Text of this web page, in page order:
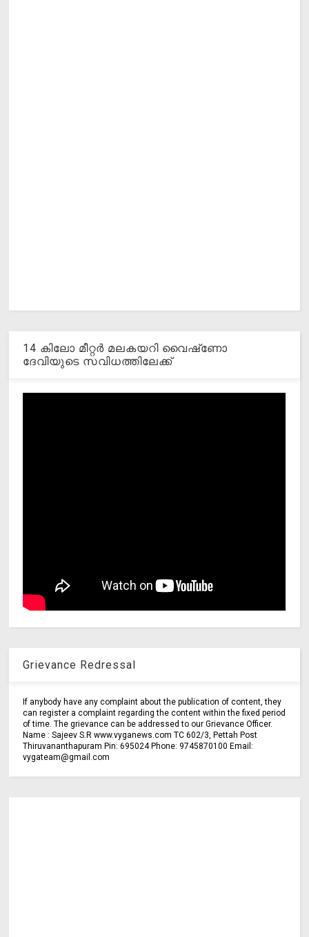
14 കിലോ മീറ്റര്‍ മലകയറി വൈഷ്‌ണോ
ദേവിയുടെ സവിധത്തിലേക്ക്
Grievance Redressal
If anybody have any complaint about the publication of content, they
can register a complaint regarding the content within the fixed period
of time. The grievance can be addressed to our Grievance Officer.
Name : Sajeev S.R www.vyganews.com TC 602/3, Pettah Post
Thiruvananthapuram Pin: 695024 Phone: 9745870100 Email:
vygateam@gmail.com